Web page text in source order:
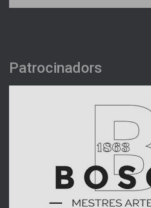
Patrocinadors